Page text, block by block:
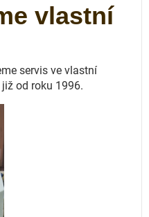
vlastní
servis ve vlastní
již od roku 1996.